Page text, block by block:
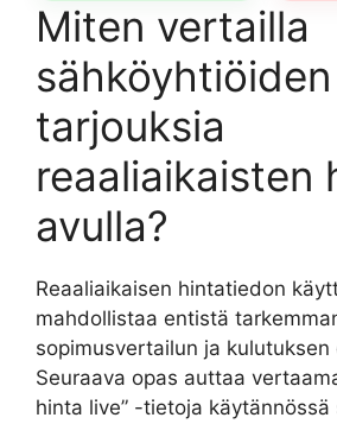
Miten vertailla
sähköyhtiöiden
tarjouksia
reaaliaikaisten
avulla?
Reaaliaikaisen hintatiedon
mahdollistaa entistä
sopimusvertailun ja kulutuksen
Seuraava opas auttaa
hinta live” -tietoja käytännössä